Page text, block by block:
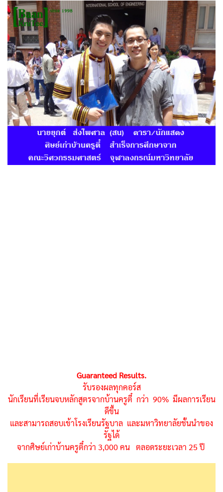
Guaranteed Results.
รับรองผลทุกคอร์ส
นักเรียนที่เรียนจบหลักสูตรจากบ้านครูตี๋ กว่า 90% มีผลการเรียน
ดีขึ้น
และสามารถสอบเข้าโรงเรียนรัฐบาล และมหาวิทยาลัยชั้นนำของ
รัฐได้
จากศิษย์เก่าบ้านครูตี๋กว่า 3,000 คน ตลอดระยะเวลา 25 ปี